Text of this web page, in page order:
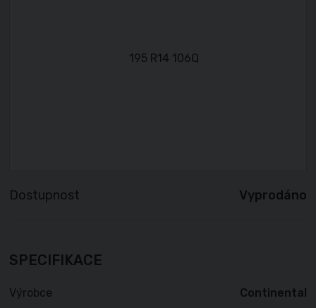
Dostupnost Vyprodáno
SPECIFIKACE
Výrobce Continental